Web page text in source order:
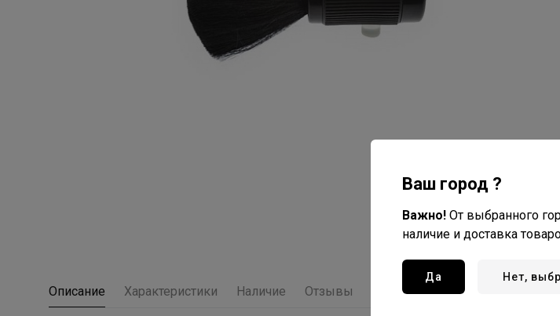
Описание Характеристики Наличие Отзывы
Ваш город ?
Важно! От выбранного
наличие и доставка
Да Нет,